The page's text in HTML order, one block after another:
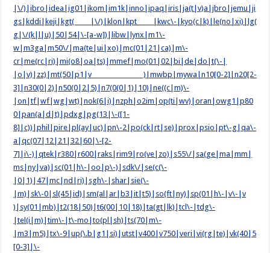
|\/)|ibro|idea|ig01|ikom|im1k|inno|ipaq|iris|ja(t|v)a|jbro|jemu|ji
gs|kddi|keji|kgt( |\/)|klon|kpt |kwc\-|kyo(c|k)|le(no|xi)|lg(
g|\/(k|l|u)|50|54|\-[a-w])|libw|lynx|m1\-
w|m3ga|m50\/|ma(te|ui|xo)|mc(01|21|ca)|m\-
cr|me(rc|ri)|mi(o8|oa|ts)|mmef|mo(01|02|bi|de|do|t(\-|
|o|v)|zz)|mt(50|p1|v )|mwbp|mywa|n10[0-2]|n20[2-
3]|n30(0|2)|n50(0|2|5)|n7(0(0|1)|10)|ne((c|m)\-
|on|tf|wf|wg|wt)|nok(6|i)|nzph|o2im|op(ti|wv)|oran|owg1|p80
0|pan(a|d|t)|pdxg|pg(13|\-([1-
8]|c))|phil|pire|pl(ay|uc)|pn\-2|po(ck|rt|se)|prox|psio|pt\-g|qa\-
a|qc(07|12|21|32|60|\-[2-
7]|i\-)|qtek|r380|r600|raks|rim9|ro(ve|zo)|s55\/|sa(ge|ma|mm|
ms|ny|va)|sc(01|h\-|oo|p\-)|sdk\/|se(c(\-
|0|1)|47|mc|nd|ri)|sgh\-|shar|sie(\-
|m)|sk\-0|sl(45|id)|sm(al|ar|b3|it|t5)|so(ft|ny)|sp(01|h\-|v\-|v
)|sy(01|mb)|t2(18|50)|t6(00|10|18)|ta(gt|lk)|tcl\-|tdg\-
|tel(i|m)|tim\-|t\-mo|to(pl|sh)|ts(70|m\-
|m3|m5)|tx\-9|up(\.b|g1|si)|utst|v400|v750|veri|vi(rg|te)|vk(40|5
[0-3]|\-